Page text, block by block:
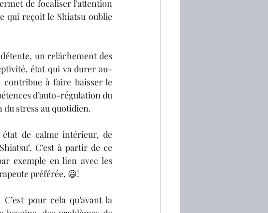
de focaliser l'attention
qui reçoit le Shiatsu oublie
un relâchement des
état qui va durer au-
contribue à faire baisser le
d’auto-régulation du
du stress au quotidien.
de calme intérieur, de
C’est à partir de ce
exemple en lien avec les
préférée, 😃!
pour cela qu’avant la